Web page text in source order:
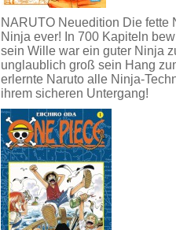
NARUTO Neuedition Die fette
Ninja ever! In 700 Kapiteln
sein Wille war ein guter Ninja
unglaublich groß sein Hang
erlernte Naruto alle Ninja-
ihrem sicheren Untergang!